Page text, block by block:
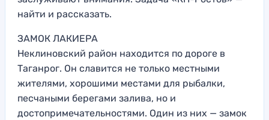
найти и рассказать.
ЗАМОК ЛАКИЕРА
Неклиновский район находится по дороге в
Таганрог. Он славится не только местными
жителями, хорошими местами для рыбалки,
песчаными берегами залива, но и
достопримечательностями. Один из них — замок